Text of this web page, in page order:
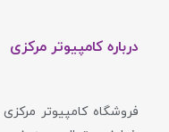
درباره کامپیوتر مرکزی